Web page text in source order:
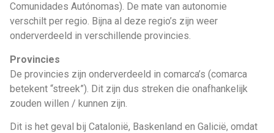
Comunidades Autónomas). De mate van autonomie
verschilt per regio. Bijna al deze regio’s zijn weer
onderverdeeld in verschillende provincies.
Provincies
De provincies zijn onderverdeeld in comarca’s (comarca
betekent “streek”). Dit zijn dus streken die onafhankelijk
zouden willen / kunnen zijn.
Dit is het geval bij Catalonië, Baskenland en Galicië, omdat